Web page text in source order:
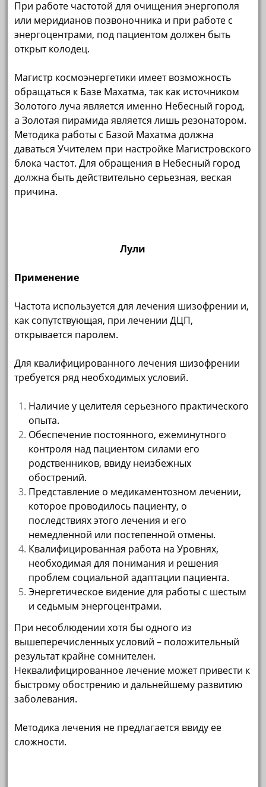
При работе частотой для очищения энергополя
или меридианов позвоночника и при работе с
энергоцентрами, под пациентом должен быть
открыт колодец.
Магистр космоэнергетики имеет возможность
обращаться к Базе Махатма, так как источником
Золотого луча является именно Небесный город,
а Золотая пирамида является лишь резонатором.
Методика работы с Базой Махатма должна
даваться Учителем при настройке Магистровского
блока частот. Для обращения в Небесный город
должна быть действительно серьезная, веская
причина.
Лули
Применение
Частота используется для лечения шизофрении и,
как сопутствующая, при лечении ДЦП,
открывается паролем.
Для квалифицированного лечения шизофрении
требуется ряд необходимых условий.
Наличие у целителя серьезного практического
опыта.
Обеспечение постоянного, ежеминутного
контроля над пациентом силами его
родственников, ввиду неизбежных
обострений.
Представление о медикаментозном лечении,
которое проводилось пациенту, о
последствиях этого лечения и его
немедленной или постепенной отмены.
Квалифицированная работа на Уровнях,
необходимая для понимания и решения
проблем социальной адаптации пациента.
Энергетическое видение для работы с шестым
и седьмым энергоцентрами.
При несоблюдении хотя бы одного из
вышеперечисленных условий – положительный
результат крайне сомнителен.
Неквалифицированное лечение может привести к
быстрому обострению и дальнейшему развитию
заболевания.
Методика лечения не предлагается ввиду ее
сложности.